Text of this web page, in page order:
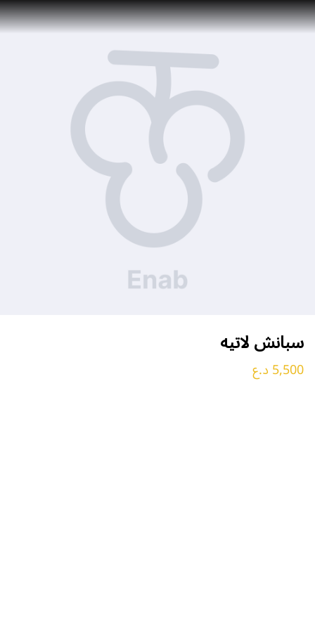
سبانش لاتيه
5,500 د.ع